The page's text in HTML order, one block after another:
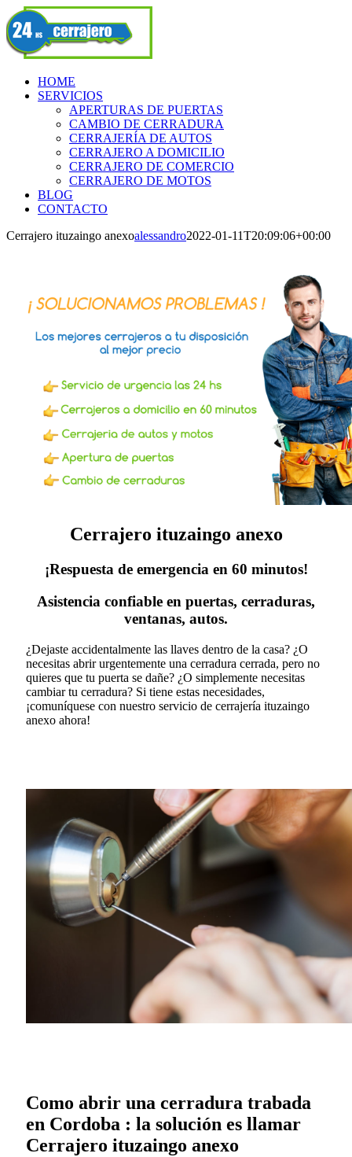
Skip
to
content
Facebook
HOME
SERVICIOS
APERTURAS DE PUERTAS
CAMBIO DE CERRADURA
CERRAJERÍA DE AUTOS
CERRAJERO A DOMICILIO
CERRAJERO DE COMERCIO
CERRAJERO DE MOTOS
BLOG
CONTACTO
Cerrajero ituzaingo anexoalessandro2022-01-11T20:09:06+00:00
Cerrajero ituzaingo anexo
¡Respuesta de emergencia en 60 minutos!
Asistencia confiable en puertas, cerraduras,
ventanas, autos.
¿Dejaste accidentalmente las llaves dentro de la casa? ¿O
necesitas abrir urgentemente una cerradura cerrada, pero no
quieres que tu puerta se dañe? ¿O simplemente necesitas
cambiar tu cerradura? Si tiene estas necesidades,
¡comuníquese con nuestro servicio de cerrajería ituzaingo
anexo ahora!
Como abrir una cerradura trabada
en Cordoba : la solución es llamar
Cerrajero ituzaingo anexo